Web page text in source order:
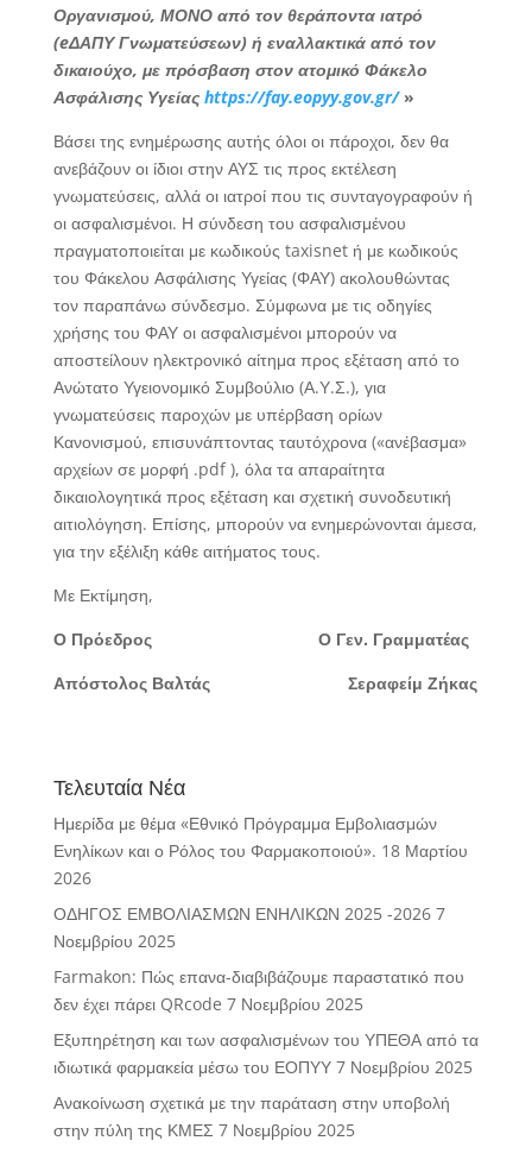
Οργανισμού, ΜΟΝΟ από τον θεράποντα ιατρό
(eΔΑΠΥ Γνωματεύσεων) ή εναλλακτικά από τον
δικαιούχο, με πρόσβαση στον ατομικό Φάκελο
Ασφάλισης Υγείας https://fay.eopyy.gov.gr/ »
Βάσει της ενημέρωσης αυτής όλοι οι πάροχοι, δεν θα
ανεβάζουν οι ίδιοι στην ΑΥΣ τις προς εκτέλεση
γνωματεύσεις, αλλά οι ιατροί που τις συνταγογραφούν ή
οι ασφαλισμένοι. Η σύνδεση του ασφαλισμένου
πραγματοποιείται με κωδικούς taxisnet ή με κωδικούς
του Φάκελου Ασφάλισης Υγείας (ΦΑΥ) ακολουθώντας
τον παραπάνω σύνδεσμο. Σύμφωνα με τις οδηγίες
χρήσης του ΦΑΥ οι ασφαλισμένοι μπορούν να
αποστείλουν ηλεκτρονικό αίτημα προς εξέταση από το
Ανώτατο Υγειονομικό Συμβούλιο (Α.Υ.Σ.), για
γνωματεύσεις παροχών με υπέρβαση ορίων
Κανονισμού, επισυνάπτοντας ταυτόχρονα («ανέβασμα»
αρχείων σε μορφή .pdf ), όλα τα απαραίτητα
δικαιολογητικά προς εξέταση και σχετική συνοδευτική
αιτιολόγηση. Επίσης, μπορούν να ενημερώνονται άμεσα,
για την εξέλιξη κάθε αιτήματος τους.
Με Εκτίμηση,
Ο Πρόεδρος Ο Γεν. Γραμματέας
Απόστολος Βαλτάς Σεραφείμ Ζήκας
Τελευταία Νέα
Ημερίδα με θέμα «Εθνικό Πρόγραμμα Εμβολιασμών
Ενηλίκων και ο Ρόλος του Φαρμακοποιού». 18 Μαρτίου
2026
ΟΔΗΓΟΣ ΕΜΒΟΛΙΑΣΜΩΝ ΕΝΗΛΙΚΩΝ 2025 -2026 7
Νοεμβρίου 2025
Farmakon: Πώς επανα-διαβιβάζουμε παραστατικό που
δεν έχει πάρει QRcode 7 Νοεμβρίου 2025
Εξυπηρέτηση και των ασφαλισμένων του ΥΠΕΘΑ από τα
ιδιωτικά φαρμακεία μέσω του ΕΟΠΥΥ 7 Νοεμβρίου 2025
Ανακοίνωση σχετικά με την παράταση στην υποβολή
στην πύλη της ΚΜΕΣ 7 Νοεμβρίου 2025